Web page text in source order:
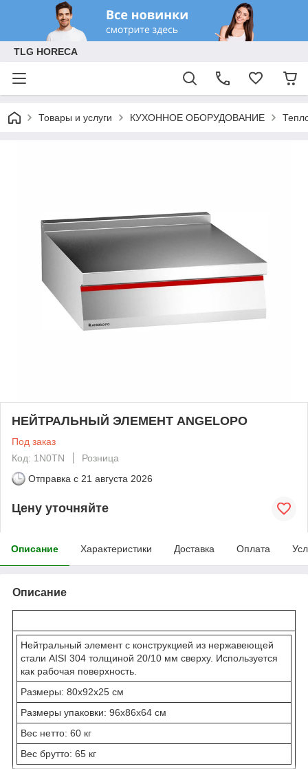
TLG HORECA
Товары и услуги КУХОННОЕ ОБОРУДОВАНИЕ
НЕЙТРАЛЬНЫЙ ЭЛЕМЕНТ ANGELOPO
Под заказ
Код: 1N0TN
Розница
Отправка с 21 августа 2026
Цену уточняйте
Описание Характеристики Доставка Оплата
Описание
Нейтральный элемент с конструкцией из нержавеющей
стали AISI 304 толщиной 20/10 мм сверху. Используется
как рабочая поверхность.
Размеры: 80x92x25 см
Размеры упаковки: 96x86x64 см
Вес нетто: 60 кг
Вес брутто: 65 кг